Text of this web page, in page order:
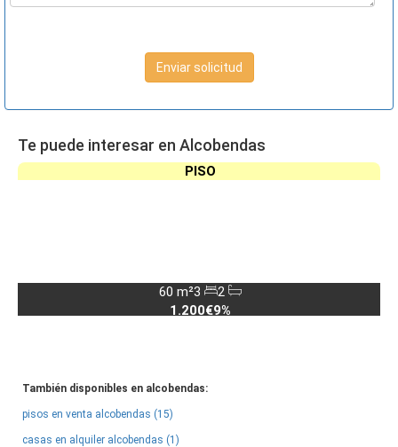
Enviar solicitud
Te puede interesar en Alcobendas
PISO
60 m²3
2
1.200€9%
También disponibles en alcobendas:
pisos en venta alcobendas (15)
casas en alquiler alcobendas (1)